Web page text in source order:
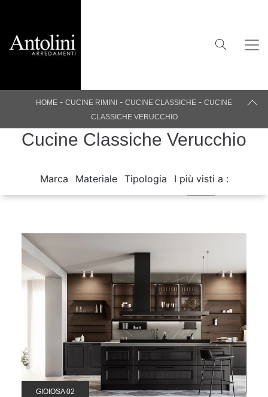
HOME - CUCINE RIMINI - CUCINE CLASSICHE - CUCINE
CLASSICHE VERUCCHIO
Cucine Classiche Verucchio
Marca Materiale Tipologia I più visti a :
GIOIOSA 02